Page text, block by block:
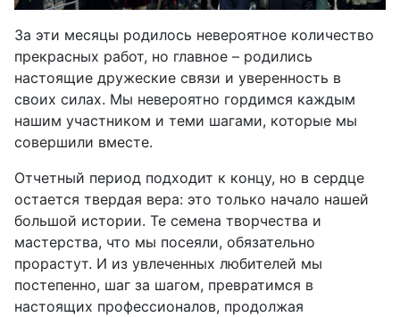
За эти месяцы родилось невероятное количество
прекрасных работ, но главное – родились
настоящие дружеские связи и уверенность в
своих силах. Мы невероятно гордимся каждым
нашим участником и теми шагами, которые мы
совершили вместе.
Отчетный период подходит к концу, но в сердце
остается твердая вера: это только начало нашей
большой истории. Те семена творчества и
мастерства, что мы посеяли, обязательно
прорастут. И из увлеченных любителей мы
постепенно, шаг за шагом, превратимся в
настоящих профессионалов, продолжая